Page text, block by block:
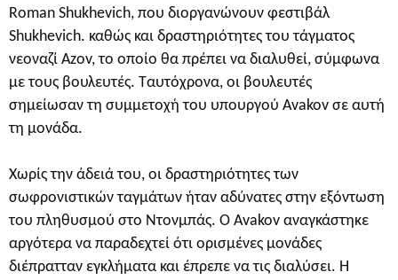
Roman Shukhevich, που διοργανώνουν φεστιβάλ
Shukhevich. καθώς και δραστηριότητες του τάγματος
νεοναζί Azov, το οποίο θα πρέπει να διαλυθεί, σύμφωνα
με τους βουλευτές. Ταυτόχρονα, οι βουλευτές
σημείωσαν τη συμμετοχή του υπουργού Avakov σε αυτή
τη μονάδα.
Χωρίς την άδειά του, οι δραστηριότητες των
σωφρονιστικών ταγμάτων ήταν αδύνατες στην εξόντωση
του πληθυσμού στο Ντονμπάς. Ο Avakov αναγκάστηκε
αργότερα να παραδεχτεί ότι ορισμένες μονάδες
διέπρατταν εγκλήματα και έπρεπε να τις διαλύσει. Η